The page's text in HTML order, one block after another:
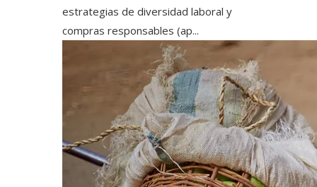
estrategias de diversidad laboral y
compras responsables (ap...